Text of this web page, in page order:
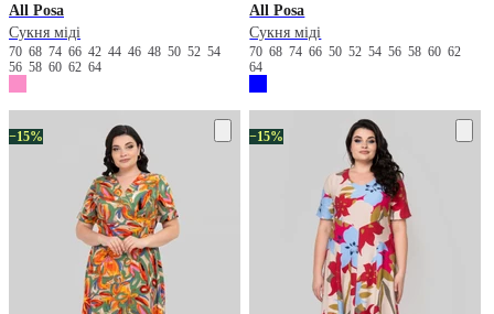
All Posa
Сукня міді
70 68 74 66 42 44 46 48 50 52 54
56 58 60 62 64
All Posa
Сукня міді
7068746650525456586062
64
−15% −15%